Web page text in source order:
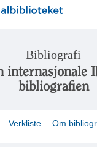
Bibliografi
internasjonale
bibliografien
Verkliste Om